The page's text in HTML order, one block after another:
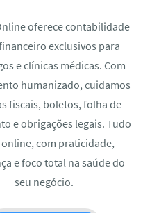
oferece contabilidade
exclusivos para
e clínicas médicas. Com
humanizado, cuidamos
fiscais, boletos, folha de
e obrigações legais. Tudo
online, com praticidade,
e foco total na saúde do
seu negócio.